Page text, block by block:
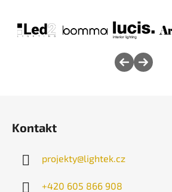
Kontakt
projekty@lightek.cz
+420 605 866 908